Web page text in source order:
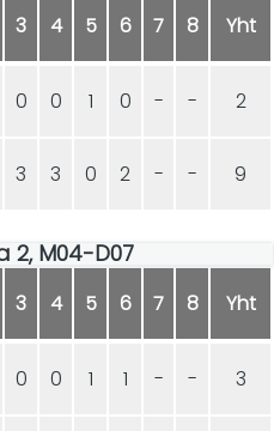
3 4 5 6 7 8 Yht
0 0 1 0 - - 2
3 3 0 2 - - 9
2, M04-D07
3 4 5 6 7 8 Yht
0 0 1 1 - - 3